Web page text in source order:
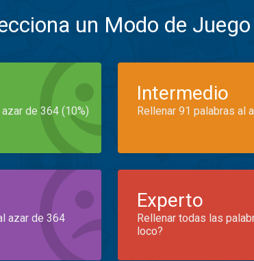
un Modo de Juego
de 364 (10%)
Intermedio
Rellenar 91 palabras al
azar de 364
Experto
Rellenar todas las
loco?